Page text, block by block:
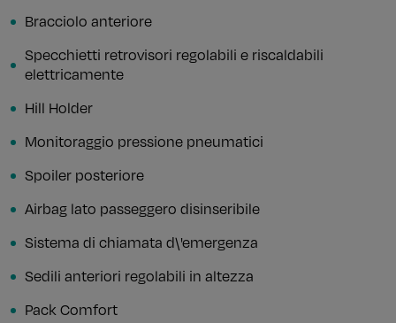
Bracciolo anteriore
Specchietti retrovisori regolabili e riscaldabili
elettricamente
Hill Holder
Monitoraggio pressione pneumatici
Spoiler posteriore
Airbag lato passeggero disinseribile
Sistema di chiamata d\'emergenza
Sedili anteriori regolabili in altezza
Pack Comfort